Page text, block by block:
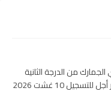
من الدرجة الثانية